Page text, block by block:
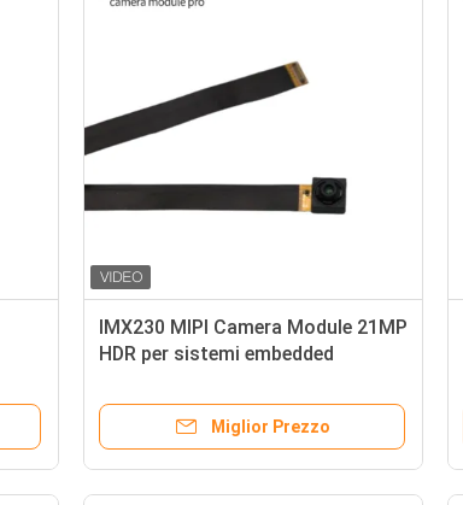
IMX230 MIPI Camera Module 21MP
HDR per sistemi embedded
Miglior Prezzo